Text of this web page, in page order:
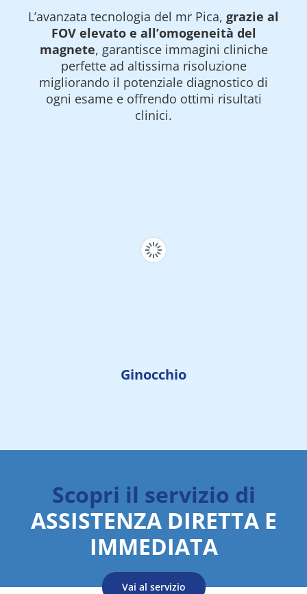
L’avanzata tecnologia del mr Pica, grazie al
FOV elevato e all’omogeneità del
magnete, garantisce immagini cliniche
perfette ad altissima risoluzione
migliorando il potenziale diagnostico di
ogni esame e offrendo ottimi risultati
clinici.
Ginocchio
Scopri il servizio di
ASSISTENZA DIRETTA E
IMMEDIATA
Vai al servizio